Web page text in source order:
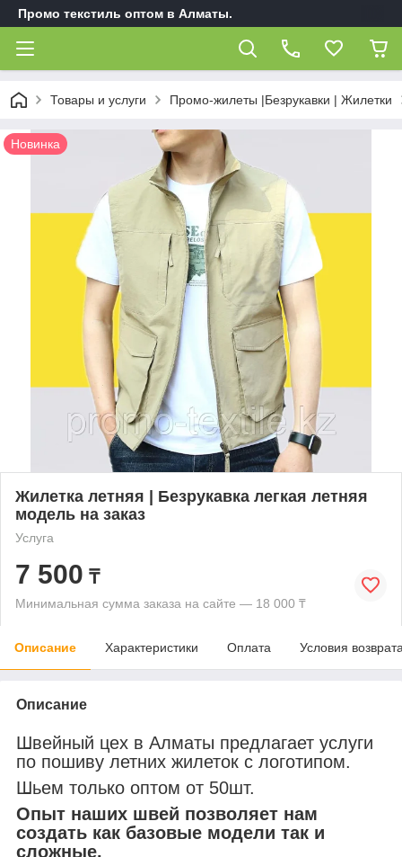
Промо текстиль оптом в Алматы.
Товары и услуги Промо-жилеты |Безрукавки | Жилетки
Новинка
Жилетка летняя | Безрукавка легкая летняя
модель на заказ
Услуга
7 500 ₸
Минимальная сумма заказа на сайте — 18 000 ₸
Описание Характеристики Оплата Условия
Описание
Швейный цех в Алматы предлагает услуги
по пошиву летних жилеток с логотипом.
Шьем только оптом от 50шт.
Опыт наших швей позволяет нам
создать как базовые модели так и
сложные.